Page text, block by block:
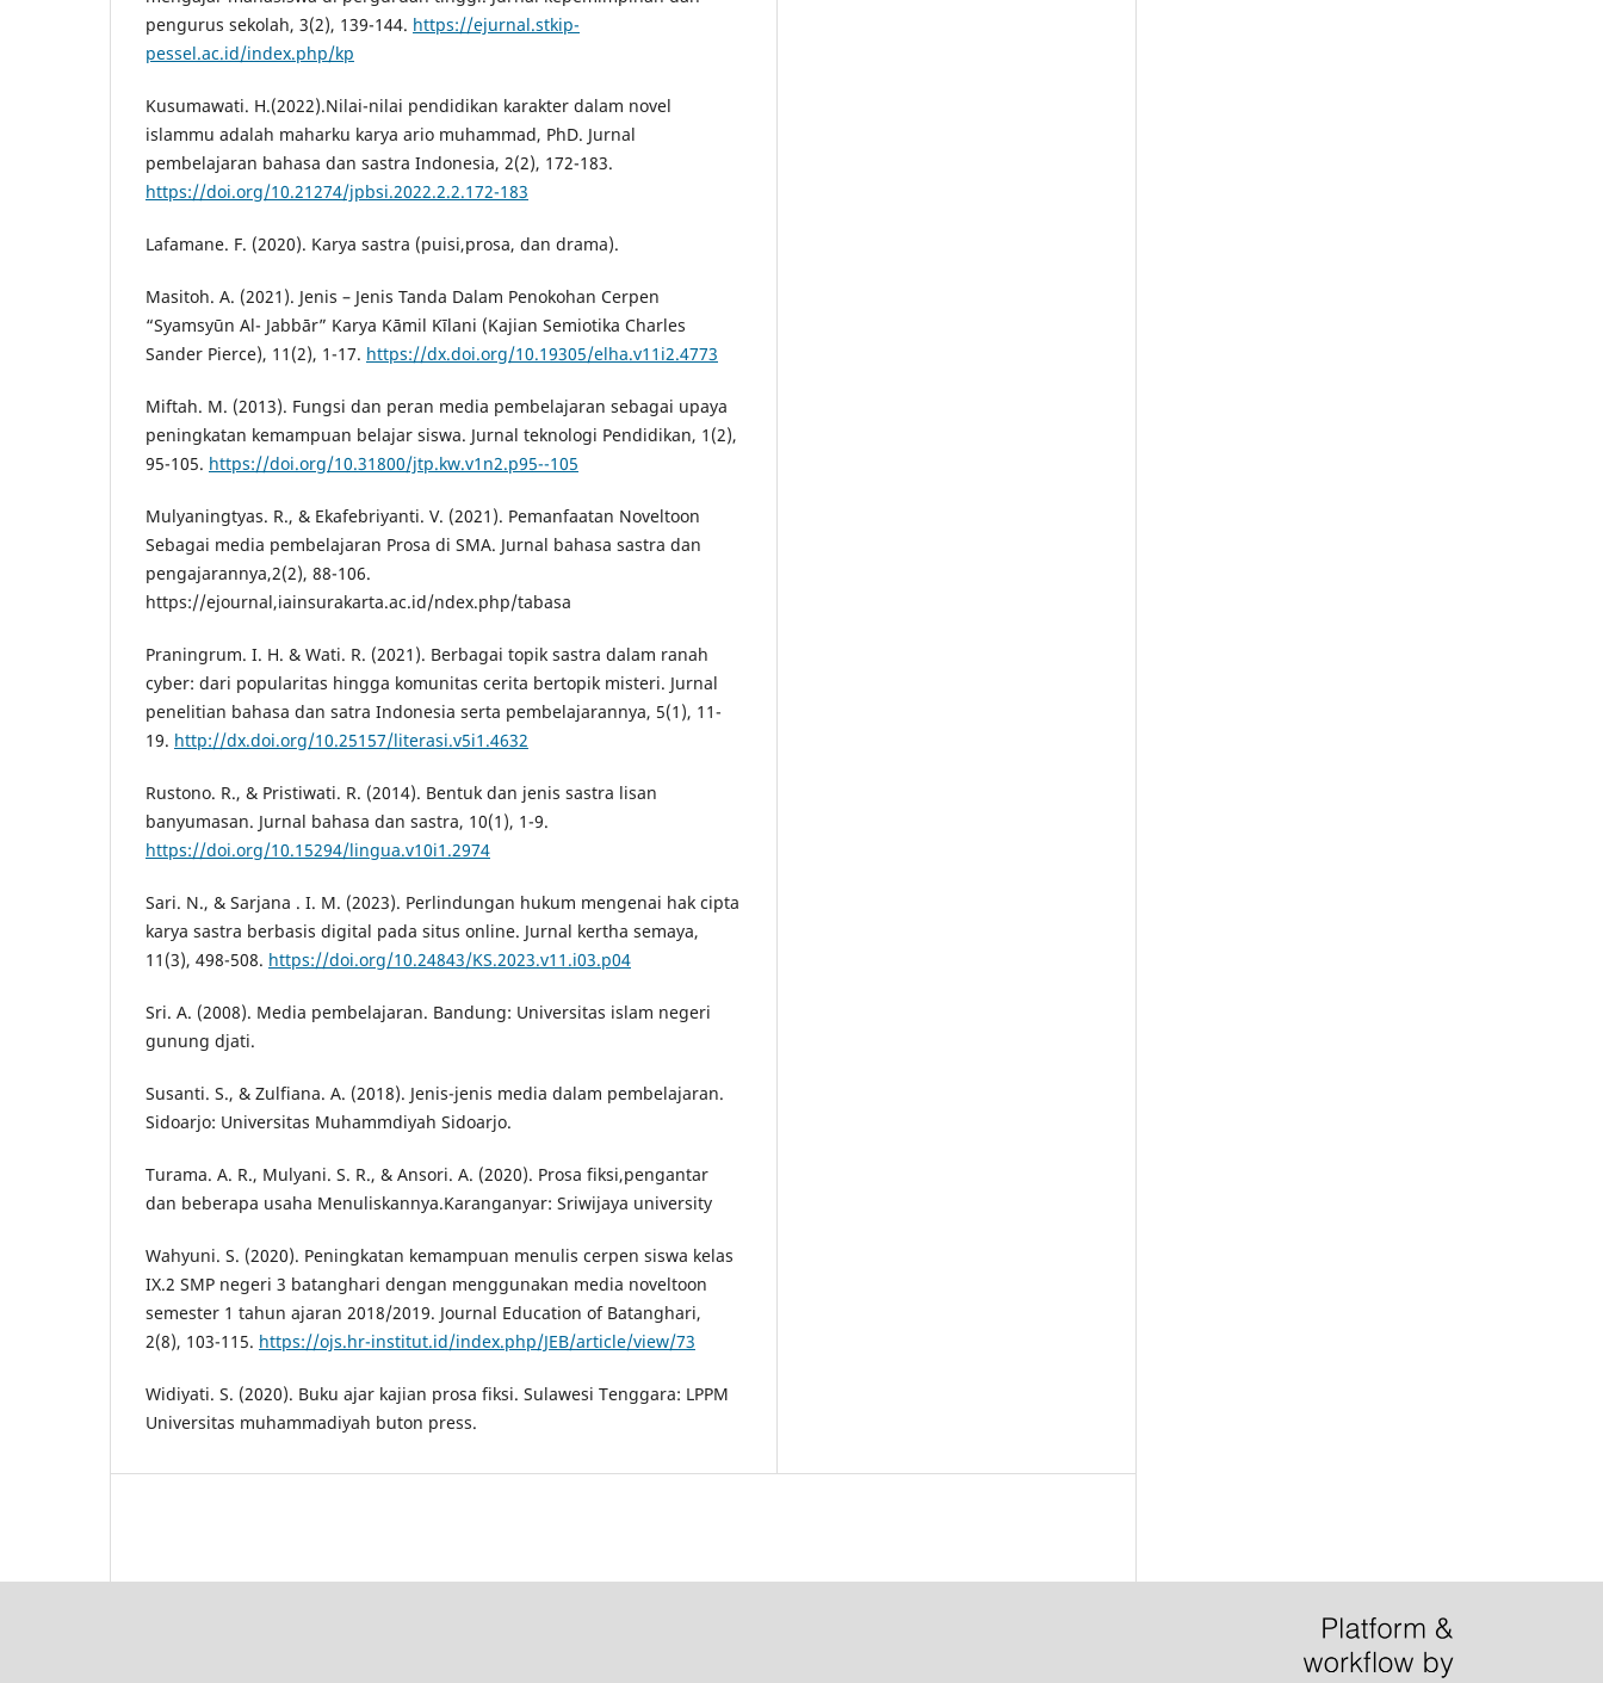
pengurus sekolah, 3(2), 139-144. https://ejurnal.stkip-
pessel.ac.id/index.php/kp
Kusumawati. H.(2022).Nilai-nilai pendidikan karakter dalam novel
islammu adalah maharku karya ario muhammad, PhD. Jurnal
pembelajaran bahasa dan sastra Indonesia, 2(2), 172-183.
https://doi.org/10.21274/jpbsi.2022.2.2.172-183
Lafamane. F. (2020). Karya sastra (puisi,prosa, dan drama).
Masitoh. A. (2021). Jenis – Jenis Tanda Dalam Penokohan Cerpen
“Syamsyūn Al- Jabbār” Karya Kāmil Kīlani (Kajian Semiotika Charles
Sander Pierce), 11(2), 1-17. https://dx.doi.org/10.19305/elha.v11i2.4773
Miftah. M. (2013). Fungsi dan peran media pembelajaran sebagai upaya
peningkatan kemampuan belajar siswa. Jurnal teknologi Pendidikan, 1(2),
95-105. https://doi.org/10.31800/jtp.kw.v1n2.p95--105
Mulyaningtyas. R., & Ekafebriyanti. V. (2021). Pemanfaatan Noveltoon
Sebagai media pembelajaran Prosa di SMA. Jurnal bahasa sastra dan
pengajarannya,2(2), 88-106.
https://ejournal,iainsurakarta.ac.id/ndex.php/tabasa
Praningrum. I. H. & Wati. R. (2021). Berbagai topik sastra dalam ranah
cyber: dari popularitas hingga komunitas cerita bertopik misteri. Jurnal
penelitian bahasa dan satra Indonesia serta pembelajarannya, 5(1), 11-
19. http://dx.doi.org/10.25157/literasi.v5i1.4632
Rustono. R., & Pristiwati. R. (2014). Bentuk dan jenis sastra lisan
banyumasan. Jurnal bahasa dan sastra, 10(1), 1-9.
https://doi.org/10.15294/lingua.v10i1.2974
Sari. N., & Sarjana . I. M. (2023). Perlindungan hukum mengenai hak cipta
karya sastra berbasis digital pada situs online. Jurnal kertha semaya,
11(3), 498-508. https://doi.org/10.24843/KS.2023.v11.i03.p04
Sri. A. (2008). Media pembelajaran. Bandung: Universitas islam negeri
gunung djati.
Susanti. S., & Zulfiana. A. (2018). Jenis-jenis media dalam pembelajaran.
Sidoarjo: Universitas Muhammdiyah Sidoarjo.
Turama. A. R., Mulyani. S. R., & Ansori. A. (2020). Prosa fiksi,pengantar
dan beberapa usaha Menuliskannya.Karanganyar: Sriwijaya university
Wahyuni. S. (2020). Peningkatan kemampuan menulis cerpen siswa kelas
IX.2 SMP negeri 3 batanghari dengan menggunakan media noveltoon
semester 1 tahun ajaran 2018/2019. Journal Education of Batanghari,
2(8), 103-115. https://ojs.hr-institut.id/index.php/JEB/article/view/73
Widiyati. S. (2020). Buku ajar kajian prosa fiksi. Sulawesi Tenggara: LPPM
Universitas muhammadiyah buton press.